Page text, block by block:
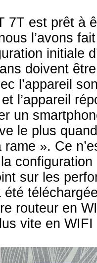
7T est prêt à
l’avons
initiale
doivent
l’appareil
l’appareil
un
le plus
rame ». Ce
sur les
été
routeur en
vite en WIFI